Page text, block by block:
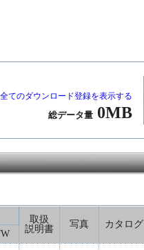
全てのダウンロード登録を表示する
総データ量 0MB
取扱
説明書
写真 カタログ